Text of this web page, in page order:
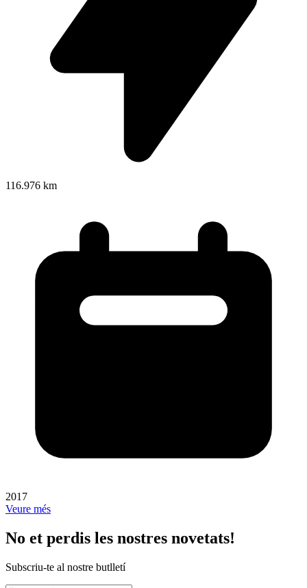
116.976 km
2017
Veure més
No et perdis les nostres novetats!
Subscriu-te al nostre butlletí